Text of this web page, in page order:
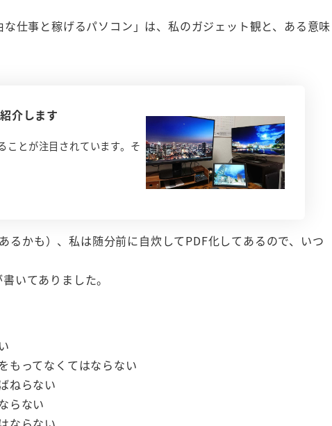
仕事と稼げるパソコン」は、私のガジェット観と、ある意味
介します
ことが注目されています。そ
かも）、私は随分前に自炊してPDF化してあるので、いつ
いてありました。
もってなくてはならない
ねらない
らない